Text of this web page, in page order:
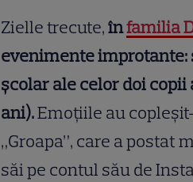
Zielle trecute,înfamilia
evenimente improtante:
școlar ale celor doi copii
ani).Emoțiile au
„Groapa”, care a
săi pe contul său de